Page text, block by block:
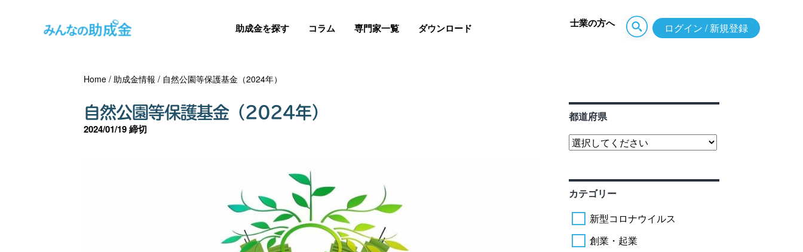
助成金を探す コラム 専門家一覧 ダウンロード 士業の方へ ログイン / 新規登録
Home /助成金情報 / 自然公園等保護基金（2024年）
自然公園等保護基金（2024年）
2024/01/19 締切
都道府県
カテゴリー
新型コロナウイルス
創業・起業